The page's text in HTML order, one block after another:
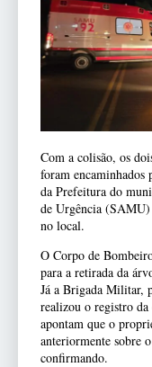
Com a colisão, os
foram encaminhados
da Prefeitura do
de Urgência (SAMU)
no local.
O Corpo de
para a retirada da
Já a Brigada Militar,
realizou o registro
apontam que o
anteriormente sobre
confirmando.